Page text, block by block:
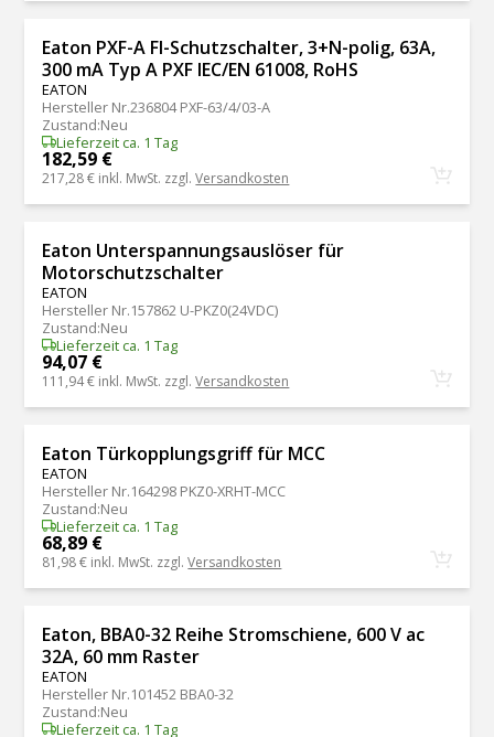
Eaton PXF-A FI-Schutzschalter, 3+N-polig, 63A,
300 mA Typ A PXF IEC/EN 61008, RoHS
EATON
Hersteller Nr.236804 PXF-63/4/03-A
Zustand:Neu
Lieferzeit ca. 1 Tag
182,59 €
217,28 € inkl. MwSt. zzgl.Versandkosten
Eaton Unterspannungsauslöser für
Motorschutzschalter
EATON
Hersteller Nr.157862 U-PKZ0(24VDC)
Zustand:Neu
Lieferzeit ca. 1 Tag
94,07 €
111,94 € inkl. MwSt. zzgl.Versandkosten
Eaton Türkopplungsgriff für MCC
EATON
Hersteller Nr.164298 PKZ0-XRHT-MCC
Zustand:Neu
Lieferzeit ca. 1 Tag
68,89 €
81,98 € inkl. MwSt. zzgl.Versandkosten
Eaton, BBA0-32 Reihe Stromschiene, 600 V ac
32A, 60 mm Raster
EATON
Hersteller Nr.101452 BBA0-32
Zustand:Neu
Lieferzeit ca. 1 Tag